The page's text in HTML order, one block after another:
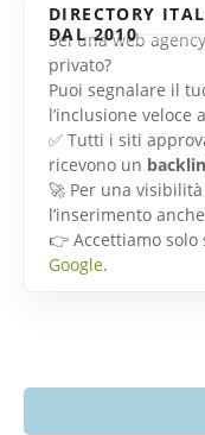
DIRECTORY
DAL 2010
Sei una web
privato?
Puoi segnalare il
l’inclusione veloce
✅ Tutti i siti
ricevono un
🚀 Per una
l’inserimento
👉 Accettiamo
Google.